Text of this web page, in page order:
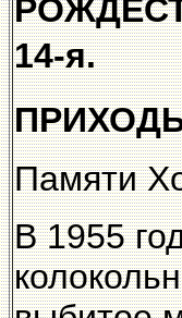
14-я.
Памяти
В 1955